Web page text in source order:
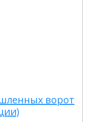
ворот